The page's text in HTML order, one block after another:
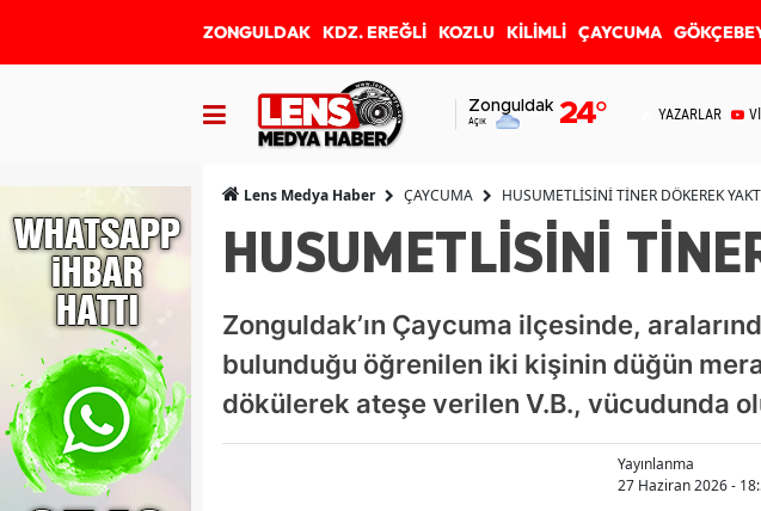
ZONGULDAK KDZ. EREĞLİ KOZLU KİLİMLİ ÇAYCUMA
Zonguldak
Açık 24° YAZARLAR
Lens Medya Haber ÇAYCUMA HUSUMETLİSİNİ TİNER DÖKEREK
HUSUMETLİSİNİ
Zonguldak’ın Çaycuma ilçesinde,
bulunduğu öğrenilen iki kişinin düğün
dökülerek ateşe verilen V.B., vücudunda
Yayınlanma
27 Haziran 2026 -